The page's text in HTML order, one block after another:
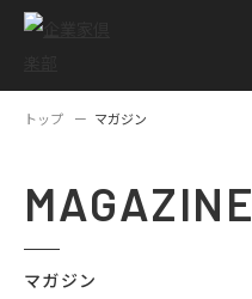
トップ マガジン
MAGAZINE
マガジン